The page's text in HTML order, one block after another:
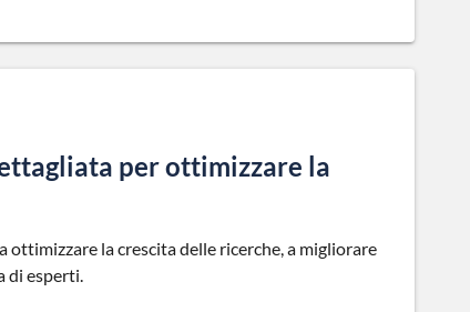
per ottimizzare la
ottimizzare la crescita delle ricerche, a migliorare
di esperti.